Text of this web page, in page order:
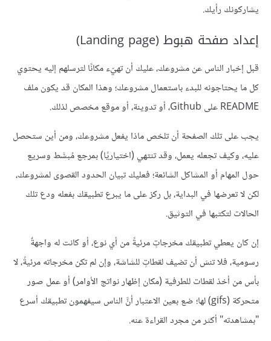
يشاركونك رأيك.
إعداد صفحة هبوط (Landing page)
قبل إخبار الناس عن مشروعك، عليك أن تهيّء مكانًا لترسلهم إليه يحتوي
كل ما يحتاجونه للبدء باستعمال مشروعك؛ وهذا المكان قد يكون ملف
README على Github، أو تدوينة، أو موقع مخصص لذلك.
يجب على تلك الصفحة أن تلخص ماذا يفعل مشروعك، ومن أين ستحصل
عليه، وكيف تجعله يعمل، وقد تنتهي (اختياريًا) بمرجع مُبسَّط وسريع
حول المهام أو المشاكل الشائعة؛ فعليك تبيان الحدود القصوى لمشروعك،
لكن لا تعرضها في البداية، بل ركز على ما يبرع تطبيقك بفعله ودع تلك
الحالات لتكتبها في التوثيق.
إن كان يعطي تطبيقك مخرجاتٍ مرئيةً من أي نوع، أو كانت له واجهةٌ
رسومية، فلا تنسَ أن تضيف لقطاتٍ للشاشة، وإن لم تكن مخرجاته مرئيةً، لا
بأس من أخذ لقطات للطرفية (مكان إظهار نواتج الأوامر) أو عمل صور
متحركة (gifs) لها؛ ضع بعين الاعتبار أنَّ الناس سيفهمون تطبيقك أسرع
"بمشاهدته" أكثر من مجرد القراءة عنه.